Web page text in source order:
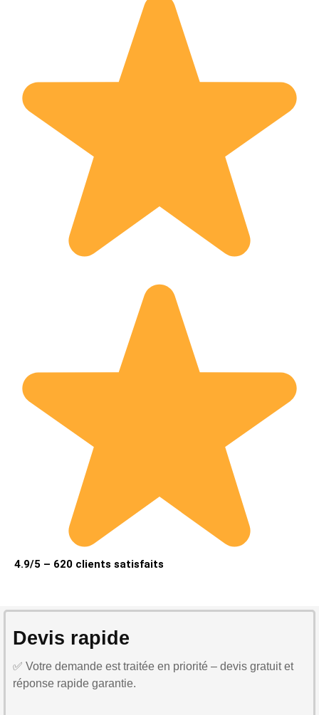
4.9/5 – 620 clients satisfaits
Devis rapide
✅ Votre demande est traitée en priorité – devis gratuit et
réponse rapide garantie.